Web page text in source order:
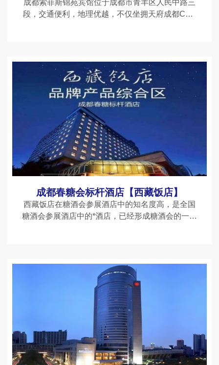
成都索菲斯锦苑宾馆位于成都市青羊区人民中路三
段，交通便利，地理优越，不仅坐拥天府成都CBD
成都春糖会标杆酒店【西藏饭店】
西藏饭店在糖酒会参展酒店中的知名度高，是全国
糖酒会参展酒店中的*酒店，已经形成糖酒会的一个